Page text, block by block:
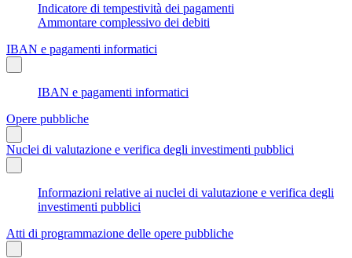
Indicatore di tempestività dei pagamenti
Ammontare complessivo dei debiti
IBAN e pagamenti informatici
IBAN e pagamenti informatici
Opere pubbliche
Nuclei di valutazione e verifica degli investimenti pubblici
Informazioni relative ai nuclei di valutazione e verifica degli
investimenti pubblici
Atti di programmazione delle opere pubbliche